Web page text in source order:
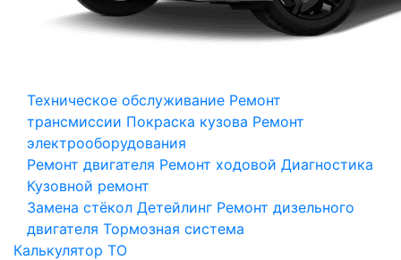
Техническое обслуживание Ремонт
трансмиссии Покраска кузова Ремонт
электрооборудования
Ремонт двигателя Ремонт ходовой Диагностика
Кузовной ремонт
Замена стёкол Детейлинг Ремонт дизельного
двигателя Тормозная система
Калькулятор ТО